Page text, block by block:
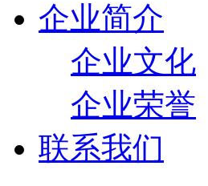
企业简介
企业文化
企业荣誉
联系我们